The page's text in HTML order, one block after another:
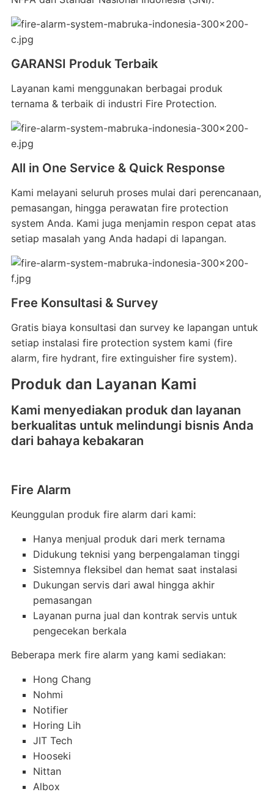
GARANSI Produk Terbaik
Layanan kami menggunakan berbagai produk
ternama & terbaik di industri Fire Protection.
All in One Service & Quick Response
Kami melayani seluruh proses mulai dari perencanaan,
pemasangan, hingga perawatan fire protection
system Anda. Kami juga menjamin respon cepat atas
setiap masalah yang Anda hadapi di lapangan.
Free Konsultasi & Survey
Gratis biaya konsultasi dan survey ke lapangan untuk
setiap instalasi fire protection system kami (fire
alarm, fire hydrant, fire extinguisher fire system).
Produk dan Layanan Kami
Kami menyediakan produk dan layanan
berkualitas untuk melindungi bisnis Anda
dari bahaya kebakaran
Fire Alarm
Keunggulan produk fire alarm dari kami:
Hanya menjual produk dari merk ternama
Didukung teknisi yang berpengalaman tinggi
Sistemnya fleksibel dan hemat saat instalasi
Dukungan servis dari awal hingga akhir
pemasangan
Layanan purna jual dan kontrak servis untuk
pengecekan berkala
Beberapa merk fire alarm yang kami sediakan:
Hong Chang
Nohmi
Notifier
Horing Lih
JIT Tech
Hooseki
Nittan
Albox